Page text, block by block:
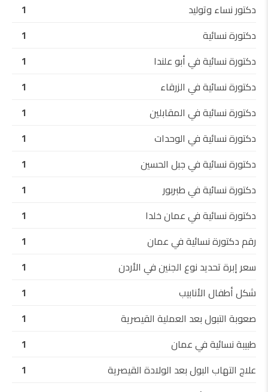
دكتور نساء وتوليد
1
دكتورة نسائية
1
دكتورة نسائية في أبو علندا
1
دكتورة نسائية في الزرقاء
1
دكتورة نسائية في المقابلين
1
دكتورة نسائية في الوحدات
1
دكتورة نسائية في جبل الحسين
1
دكتورة نسائية في طبربور
1
دكتورة نسائية في عمان خلدا
1
رقم دكتورة نسائية في عمان
1
سعر إبرة تحديد نوع الجنين في الأردن
1
شكل أطفال الأنابيب
1
صعوبة التبول بعد العملية القيصرية
1
طبيبة نسائية في عمان
1
علاج التهاب البول بعد الولادة القيصرية
1